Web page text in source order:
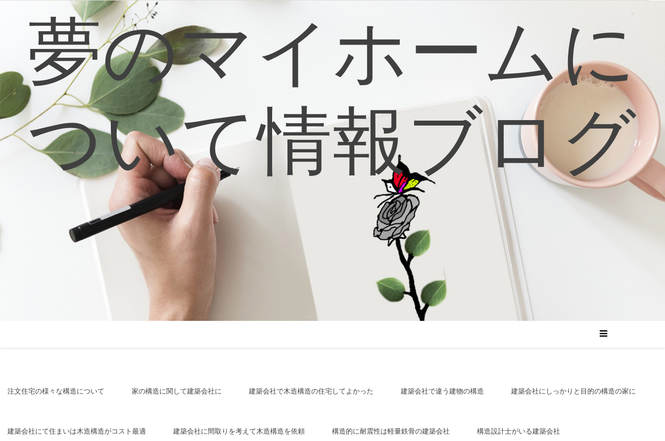
キ
プ
夢のマイホームに
ついて情報ブログ
注文住宅の様々な構造について 家の構造に関して建築会社に 建築会社で木造構造の住宅してよかった 建築会社で違う建物の構造 建築会社にしっかりと目的の構造の家に
建築会社にて住まいは木造構造がコスト最適 建築会社に間取りを考えて木造構造を依頼 構造的に耐震性は軽量鉄骨の建築会社 構造設計士がいる建築会社